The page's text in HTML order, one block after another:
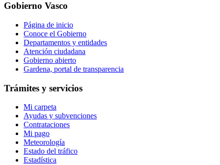
Gobierno Vasco
Página de inicio
Conoce el Gobierno
Departamentos y entidades
Atención ciudadana
Gobierno abierto
Gardena, portal de transparencia
Trámites y servicios
Mi carpeta
Ayudas y subvenciones
Contrataciones
Mi pago
Meteorología
Estado del tráfico
Estadística